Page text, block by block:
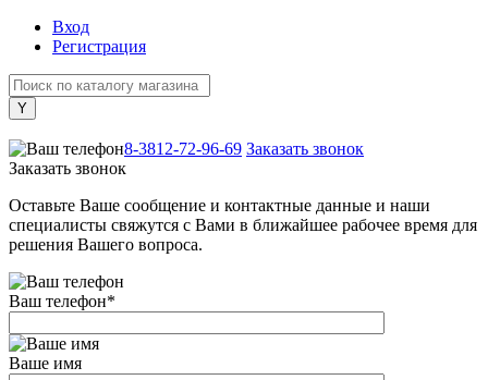
Вход
Регистрация
8-3812-72-96-69 Заказать звонок
Заказать звонок
Оставьте Ваше сообщение и контактные данные и наши
специалисты свяжутся с Вами в ближайшее рабочее время для
решения Вашего вопроса.
Ваш телефон*
Ваше имя